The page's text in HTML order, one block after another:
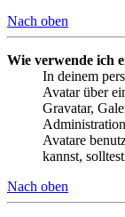
Nach oben
Wie verwende ich
In deinem
Avatar über
Gravatar,
Avatare
kannst,
Nach oben